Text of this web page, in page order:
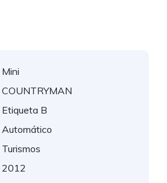
Mini
COUNTRYMAN
Etiqueta B
Automático
Turismos
2012